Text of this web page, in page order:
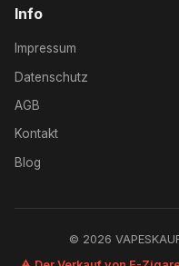
Info
Impressum
Datenschutz
AGB
Kontakt
Blog
© 2026